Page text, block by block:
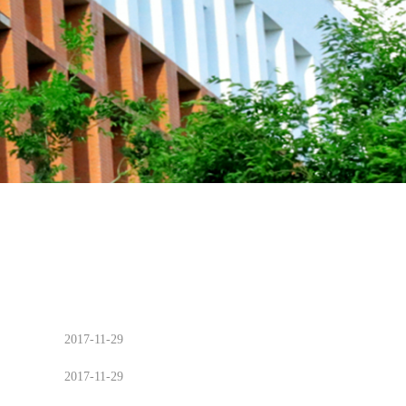
2017-11-29
2017-11-29